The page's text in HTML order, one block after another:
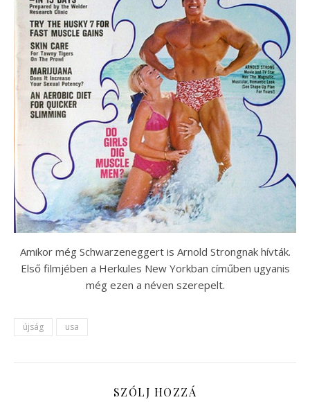
Amikor még Schwarzeneggert is Arnold Strongnak hívták.
Első filmjében a Herkules New Yorkban címűben ugyanis
még ezen a néven szerepelt.
újság usa
SZÓLJ HOZZÁ